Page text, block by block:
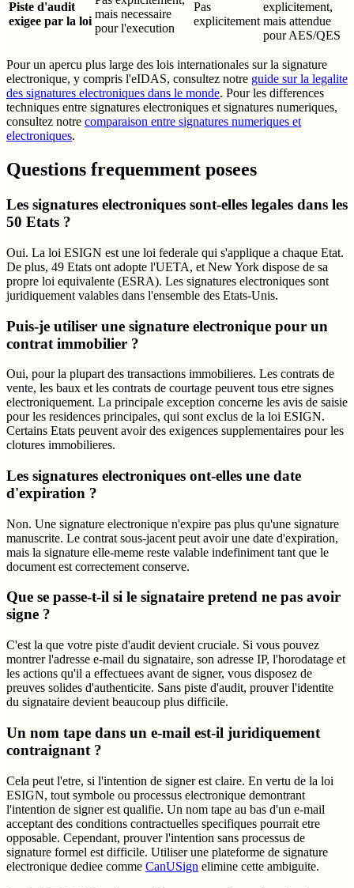
Piste d'audit
exigee par la loi
mais necessaire
pour l'execution
Pas
explicitement
explicitement,
mais attendue
pour AES/QES
Pour un apercu plus large des lois internationales sur la signature
electronique, y compris l'eIDAS, consultez notre guide sur la legalite
des signatures electroniques dans le monde. Pour les differences
techniques entre signatures electroniques et signatures numeriques,
consultez notre comparaison entre signatures numeriques et
electroniques.
Questions frequemment posees
Les signatures electroniques sont-elles legales dans les
50 Etats ?
Oui. La loi ESIGN est une loi federale qui s'applique a chaque Etat.
De plus, 49 Etats ont adopte l'UETA, et New York dispose de sa
propre loi equivalente (ESRA). Les signatures electroniques sont
juridiquement valables dans l'ensemble des Etats-Unis.
Puis-je utiliser une signature electronique pour un
contrat immobilier ?
Oui, pour la plupart des transactions immobilieres. Les contrats de
vente, les baux et les contrats de courtage peuvent tous etre signes
electroniquement. La principale exception concerne les avis de saisie
pour les residences principales, qui sont exclus de la loi ESIGN.
Certains Etats peuvent avoir des exigences supplementaires pour les
clotures immobilieres.
Les signatures electroniques ont-elles une date
d'expiration ?
Non. Une signature electronique n'expire pas plus qu'une signature
manuscrite. Le contrat sous-jacent peut avoir une date d'expiration,
mais la signature elle-meme reste valable indefiniment tant que le
document est correctement conserve.
Que se passe-t-il si le signataire pretend ne pas avoir
signe ?
C'est la que votre piste d'audit devient cruciale. Si vous pouvez
montrer l'adresse e-mail du signataire, son adresse IP, l'horodatage et
les actions qu'il a effectuees avant de signer, vous disposez de
preuves solides d'authenticite. Sans piste d'audit, prouver l'identite
du signataire devient beaucoup plus difficile.
Un nom tape dans un e-mail est-il juridiquement
contraignant ?
Cela peut l'etre, si l'intention de signer est claire. En vertu de la loi
ESIGN, tout symbole ou processus electronique demontrant
l'intention de signer est qualifie. Un nom tape au bas d'un e-mail
acceptant des conditions contractuelles specifiques pourrait etre
opposable. Cependant, prouver l'intention sans processus de
signature formel est difficile. Utiliser une plateforme de signature
electronique dediee comme CanUSign elimine cette ambiguite.